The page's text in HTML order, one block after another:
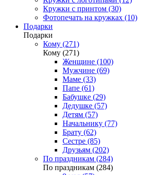
Кружки с принтом (30)
Фотопечать на кружках (10)
Подарки
Подарки
Кому (271)
Кому (271)
Женщине (100)
Мужчине (69)
Маме (33)
Папе (61)
Бабушке (29)
Дедушке (57)
Детям (57)
Начальнику (77)
Брату (62)
Сестре (85)
Друзьям (202)
По праздникам (284)
По праздникам (284)